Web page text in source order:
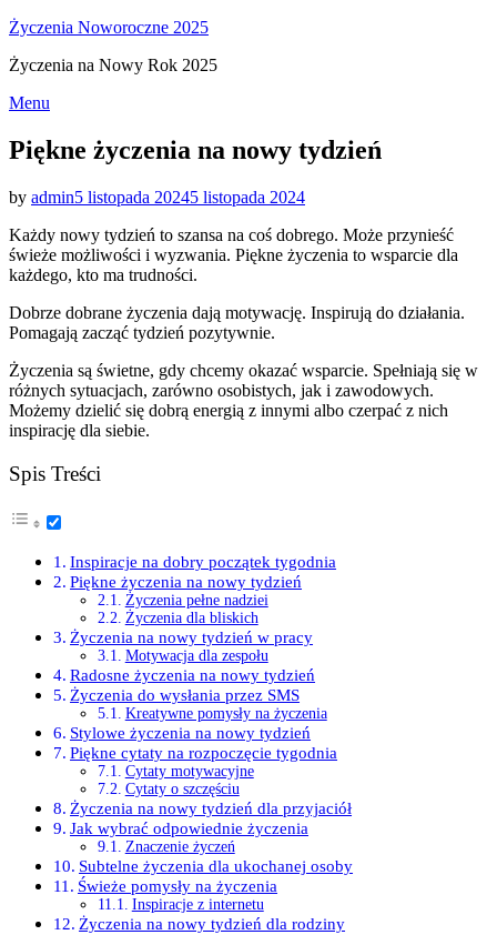
Życzenia Noworoczne 2025
Życzenia na Nowy Rok 2025
Skip
content
Menu
Piękne życzenia na nowy tydzień
by adminPosted
5 listopada 20245 listopada 2024
Każdy nowy tydzień to szansa na coś dobrego. Może przynieść
świeże możliwości i wyzwania. Piękne życzenia to wsparcie dla
każdego, kto ma trudności.
Dobrze dobrane życzenia dają motywację. Inspirują do działania.
Pomagają zacząć tydzień pozytywnie.
Życzenia są świetne, gdy chcemy okazać wsparcie. Spełniają się w
różnych sytuacjach, zarówno osobistych, jak i zawodowych.
Możemy dzielić się dobrą energią z innymi albo czerpać z nich
inspirację dla siebie.
Spis Treści
Inspiracje na dobry początek tygodnia
Piękne życzenia na nowy tydzień
Życzenia pełne nadziei
Życzenia dla bliskich
Życzenia na nowy tydzień w pracy
Motywacja dla zespołu
Radosne życzenia na nowy tydzień
Życzenia do wysłania przez SMS
Kreatywne pomysły na życzenia
Stylowe życzenia na nowy tydzień
Piękne cytaty na rozpoczęcie tygodnia
Cytaty motywacyjne
Cytaty o szczęściu
Życzenia na nowy tydzień dla przyjaciół
Jak wybrać odpowiednie życzenia
Znaczenie życzeń
Subtelne życzenia dla ukochanej osoby
Świeże pomysły na życzenia
Inspiracje z internetu
Życzenia na nowy tydzień dla rodziny